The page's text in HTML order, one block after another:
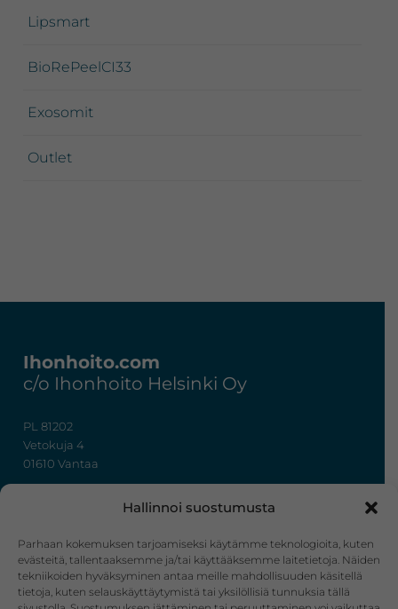
Hallinnoi suostumusta
Parhaan kokemuksen tarjoamiseksi käytämme teknologioita, kuten
evästeitä, tallentaaksemme ja/tai käyttääksemme laitetietoja. Näiden
tekniikoiden hyväksyminen antaa meille mahdollisuuden käsitellä
tietoja, kuten selauskäyttäytymistä tai yksilöllisiä tunnuksia tällä
Lipsmart
BioRePeelCI33
Exosomit
Outlet
Ihonhoito.com
c/o Ihonhoito Helsinki Oy
PL 81202
Vetokuja 4
01610 Vantaa
info@ihonhoito.com
Facebook Instagram